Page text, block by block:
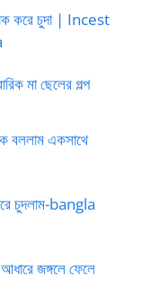
করে চুদা | Incest
মা ছেলের গল্প
একসাথে
চুদলাম-bangla
জঙ্গলে ফেলে